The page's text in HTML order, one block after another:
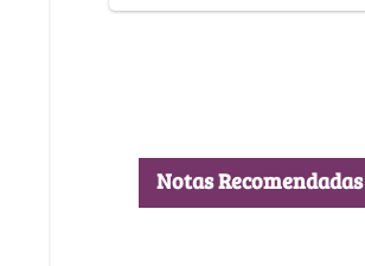
Notas Recomendadas